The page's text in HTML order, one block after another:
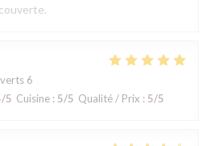
6
/5 Cuisine : 5/5 Qualité / Prix : 5/5